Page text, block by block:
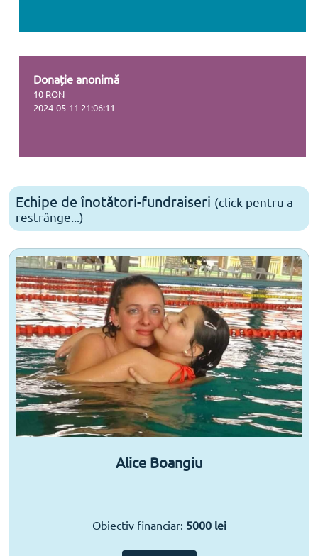
Donație anonimă
10 RON
2024-05-11 21:06:11
Echipe de înotători-fundraiseri (click pentru a
restrânge...)
Alice Boangiu
Obiectiv financiar: 5000 lei